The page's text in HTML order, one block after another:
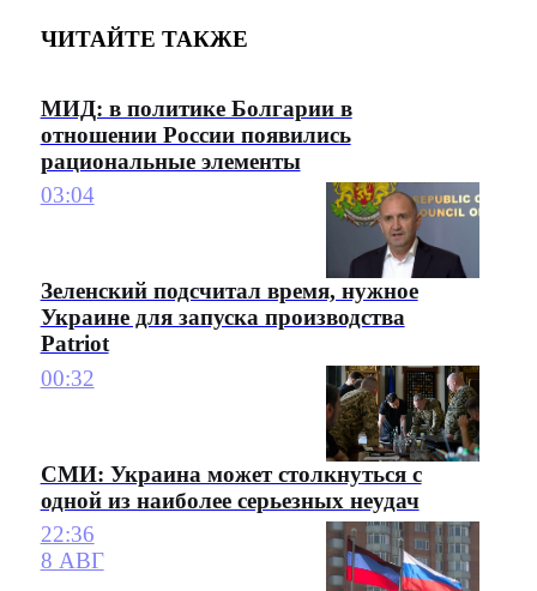
ЧИТАЙТЕ ТАКЖЕ
МИД: в политике Болгарии в
отношении России появились
рациональные элементы
03:04
Зеленский подсчитал время, нужное
Украине для запуска производства
Patriot
00:32
СМИ: Украина может столкнуться с
одной из наиболее серьезных неудач
22:36
8 АВГ